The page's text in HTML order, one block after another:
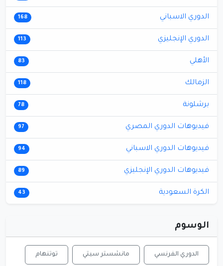
الدوري الاسباني 168
الدوري الإنجليزي 113
الأهلي 83
الزمالك 118
برشلونة 78
فيديوهات الدوري المصري 97
فيديوهات الدوري الاسباني 94
فيديوهات الدوري الإنجليزي 89
الكرة السعودية 43
الوسوم
الدوري الفرنسي مانشستر سيتي توتنهام